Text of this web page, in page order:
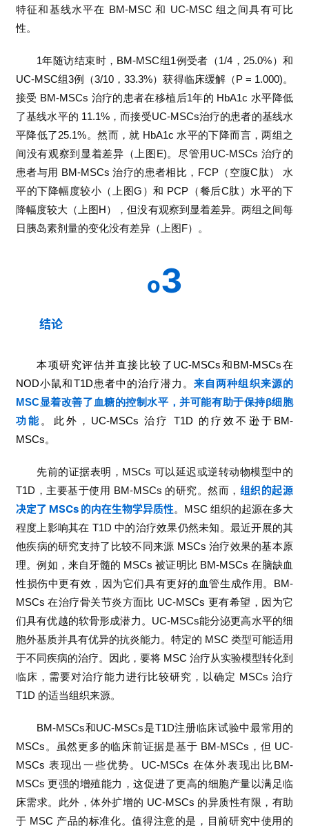
特征和基线水平在 BM-MSC 和 UC-MSC 组之间具有可比
性。
1年随访结束时，BM-MSC组1例受者（1/4，25.0%）和
UC-MSC组3例（3/10，33.3%）获得临床缓解（P = 1.000)。
接受 BM-MSCs 治疗的患者在移植后1年的 HbA1c 水平降低
了基线水平的 11.1%，而接受UC-MSCs治疗的患者的基线水
平降低了25.1%。然而，就 HbA1c 水平的下降而言，两组之
间没有观察到显着差异（上图E)。尽管用UC-MSCs 治疗的
患者与用 BM-MSCs 治疗的患者相比，FCP（空腹C肽） 水
平的下降幅度较小（上图G）和 PCP（餐后C肽）水平的下
降幅度较大（上图H），但没有观察到显着差异。两组之间每
日胰岛素剂量的变化没有差异（上图F）。
o3
结论
本项研究评估并直接比较了UC-MSCs和BM-MSCs在
NOD小鼠和T1D患者中的治疗潜力。 来自两种组织来源的
MSC显着改善了血糖的控制水平，并可能有助于保持β细胞
功能 。此外，UC-MSCs 治疗 T1D 的疗效不逊于BM-
MSCs。
先前的证据表明，MSCs 可以延迟或逆转动物模型中的
T1D，主要基于使用 BM-MSCs 的研究。然而， 组织的起源
决定了 MSCs 的内在生物学异质性。MSC 组织的起源在多大
程度上影响其在 T1D 中的治疗效果仍然未知。最近开展的其
他疾病的研究支持了比较不同来源 MSCs 治疗效果的基本原
理。例如，来自牙髓的 MSCs 被证明比 BM-MSCs 在脑缺血
性损伤中更有效，因为它们具有更好的血管生成作用。BM-
MSCs 在治疗骨关节炎方面比 UC-MSCs 更有希望，因为它
们具有优越的软骨形成潜力。UC-MSCs能分泌更高水平的细
胞外基质并具有优异的抗炎能力。特定的 MSC 类型可能适用
于不同疾病的治疗。因此，要将 MSC 治疗从实验模型转化到
临床，需要对治疗能力进行比较研究，以确定 MSCs 治疗
T1D 的适当组织来源。
BM-MSCs和UC-MSCs是T1D注册临床试验中最常用的
MSCs。虽然更多的临床前证据是基于 BM-MSCs，但 UC-
MSCs 表现出一些优势。UC-MSCs 在体外表现出比BM-
MSCs 更强的增殖能力，这促进了更高的细胞产量以满足临
床需求。此外，体外扩增的 UC-MSCs 的异质性有限，有助
于 MSC 产品的标准化。值得注意的是，目前研究中使用的